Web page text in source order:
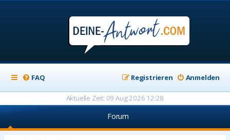
FAQ Anmelden
Registrieren
Aktuelle Zeit: 09 Aug 2026 12:28
Forum